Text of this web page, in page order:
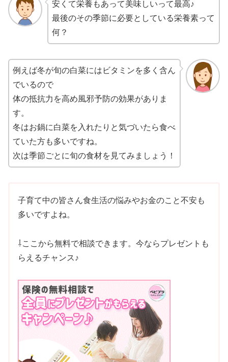
安くて栄養もあって美味しいって最高♪
最後のその季節に必要としている栄養素って
何？
例えば冬が旬の白菜にはビタミンを多く含ん
でいるので
体の抵抗力を高め風邪予防の効果がありま
す。
冬はお鍋に白菜を入れたりと気づいたら食べ
ていた方も多いですね。
次は季節ごとに旬の食材を見てみましょう！
子育て中の皆さん食生活の悩みやお金のこと不安も
多いですよね。
⇩ここから無料で相談できます。今ならプレゼントも
らえるチャンス♪